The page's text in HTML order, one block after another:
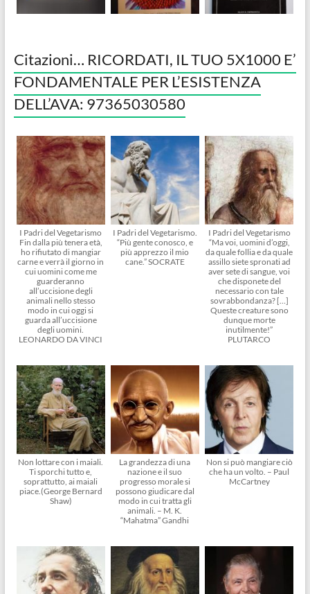
Citazioni… RICORDATI, IL TUO 5X1000 E’
FONDAMENTALE PER L’ESISTENZA
DELL’AVA: 97365030580
I Padri del Vegetarismo
Fin dalla più tenera età,
ho rifiutato di mangiar
carne e verrà il giorno in
cui uomini come me
guarderanno
all’uccisione degli
animali nello stesso
modo in cui oggi si
guarda all’uccisione
degli uomini.
LEONARDO DA VINCI
I Padri del Vegetarismo.
“Più gente conosco, e
più apprezzo il mio
cane.” SOCRATE
I Padri del Vegetarismo
“Ma voi, uomini d’oggi,
da quale follia e da quale
assillo siete spronati ad
aver sete di sangue, voi
che disponete del
necessario con tale
sovrabbondanza? […]
Queste creature sono
dunque morte
inutilmente!”
PLUTARCO
Non lottare con i maiali.
Ti sporchi tutto e,
soprattutto, ai maiali
piace.(George Bernard
Shaw)
La grandezza di una
nazione e il suo
progresso morale si
possono giudicare dal
modo in cui tratta gli
animali. – M. K.
“Mahatma” Gandhi
Non si può mangiare ciò
che ha un volto. – Paul
McCartney